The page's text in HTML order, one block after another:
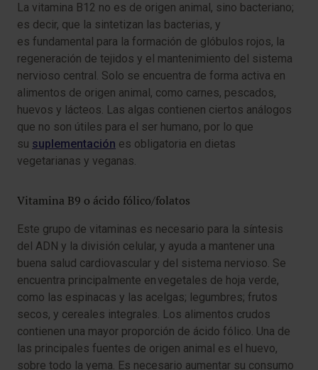
La vitamina B12 no es de origen animal, sino bacteriano;
es decir, que la sintetizan las bacterias, y
es fundamental para la formación de glóbulos rojos, la
regeneración de tejidos y el mantenimiento del sistema
nervioso central. Solo se encuentra de forma activa en
alimentos de origen animal, como carnes, pescados,
huevos y lácteos. Las algas contienen ciertos análogos
que no son útiles para el ser humano, por lo que
su suplementación es obligatoria en dietas
vegetarianas y veganas.
Vitamina B9 o ácido fólico/folatos
Este grupo de vitaminas es necesario para la síntesis
del ADN y la división celular, y ayuda a mantener una
buena salud cardiovascular y del sistema nervioso. Se
encuentra principalmente en vegetales de hoja verde,
como las espinacas y las acelgas; legumbres; frutos
secos, y cereales integrales. Los alimentos crudos
contienen una mayor proporción de ácido fólico. Una de
las principales fuentes de origen animal es el huevo,
sobre todo la yema. Es necesario aumentar su consumo